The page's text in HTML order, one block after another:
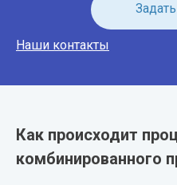
Наши контакты
Как происходит
комбинированного